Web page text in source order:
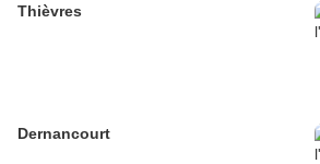
Thièvres
Dernancourt